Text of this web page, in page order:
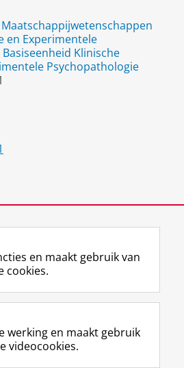
en Experimentele
Klinische
Psychopathologie
F
a
e
b
L
i
k
e
R
S
-
f
I
n
t
Y
o
T
en maakt gebruik van
cookies.
werking en maakt gebruik
videocookies.